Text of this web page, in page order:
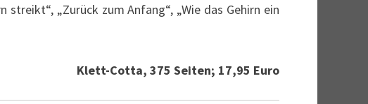
„Zurück zum Anfang“, „Wie das Gehirn ein
Klett-Cotta, 375 Seiten; 17,95 Euro